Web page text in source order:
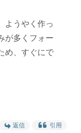
ようやく作っ
が多くフォー
め、すぐにで
返信 引用